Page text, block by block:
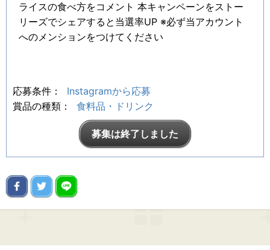
ライスの食べ方をコメント 本キャンペーンをストー
リーズでシェアすると当選率UP ※必ず当アカウント
へのメンションをつけてください
応募条件：
Instagramから応募
賞品の種類：
食料品・ドリンク
募集は終了しました